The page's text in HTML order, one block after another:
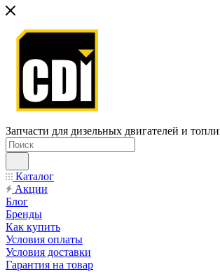
Запчасти для дизельных двигателей и
Каталог
Акции
Блог
Бренды
Как купить
Условия оплаты
Условия доставки
Гарантия на товар